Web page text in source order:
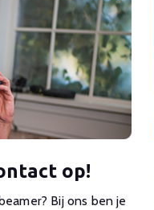
op!
Bij ons ben je